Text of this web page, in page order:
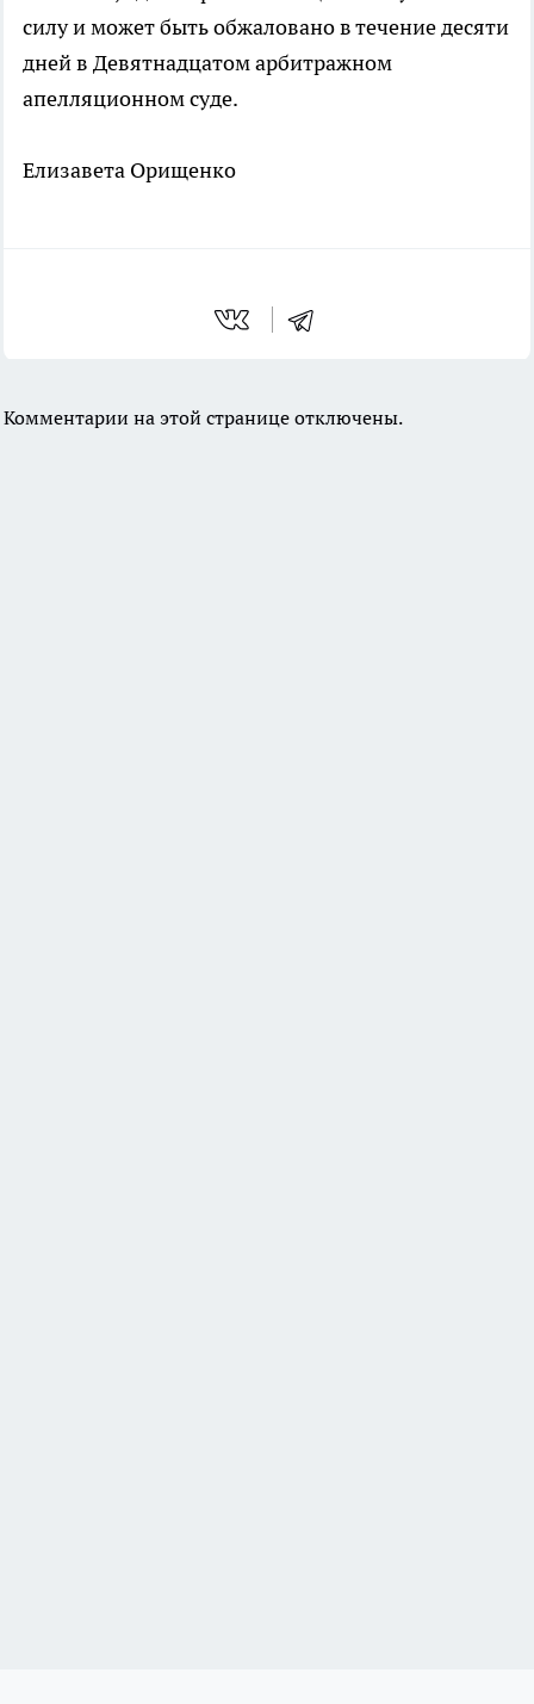
силу и может быть обжаловано в течение десяти
дней в Девятнадцатом арбитражном
апелляционном суде.
Елизавета Орищенко
Комментарии на этой странице отключены.